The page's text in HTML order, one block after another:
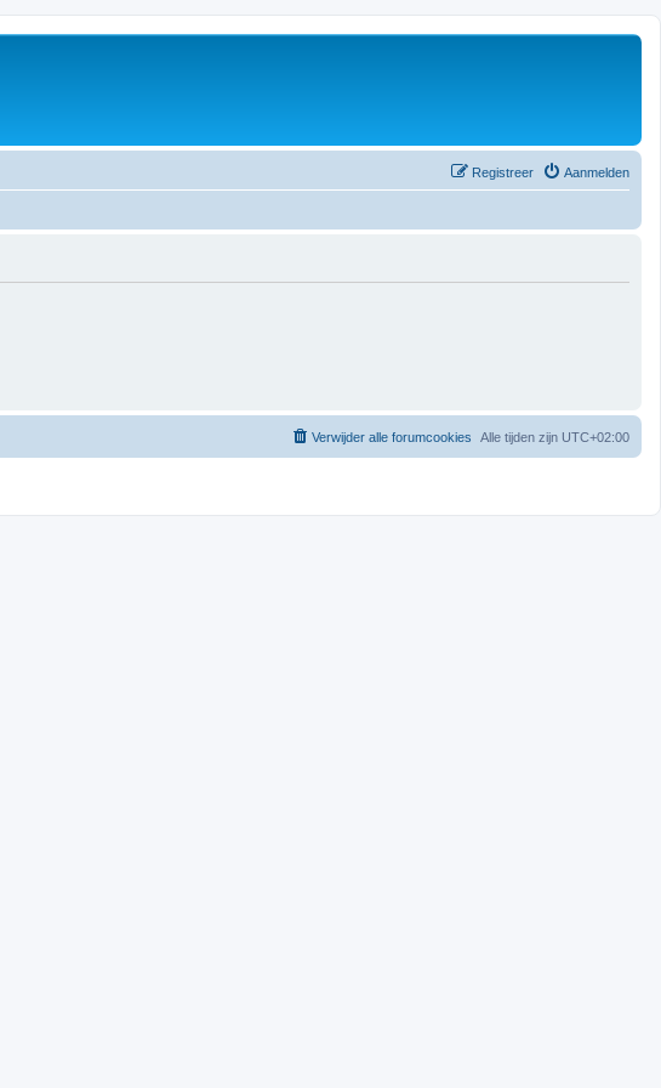
Aanmelden
Registreer
Alle tijden zijn UTC+02:00
Verwijder alle forumcookies